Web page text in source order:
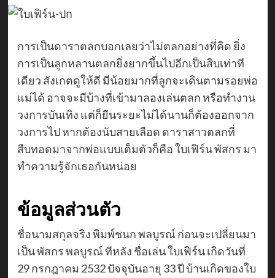
การเป็นดาราตลกบอกเลยว่าไม่ตลกอย่างที่คิด ยิ่ง
การเป็นลูกหลานตลกยิ่งยากขึ้นไปอีกเป็นสิบเท่าที
เดียว สังเกตดูให้ดี มีน้อยมากที่ลูกจะเดินตามรอยพ่อ
แม่ได้ อาจจะมีบ้างที่เข้ามาลองเล่นตลก หรือทำงาน
วงการบันเทิง แต่ก็ยืนระยะไม่ได้นานก็ต้องออกจาก
วงการไป หากต้องนับสายเลือด ดาราสาวตลกที่
สืบทอดมาจากพ่อแบบเต็มตัวก็คือ ใบเฟิร์น พัสกร มา
ทำความรู้จักเธอกันหน่อย
ข้อมูลส่วนตัว
ชื่อนามสกุลจริง พิมพ์ชนก พลบูรณ์ ก่อนจะเปลี่ยนมา
เป็น พัสกร พลบูรณ์ ทีหลัง ชื่อเล่น ใบเฟิร์น เกิดวันที่
29 กรกฎาคม 2532 ปัจจุบันอายุ 33 ปี บ้านเกิดของใบ